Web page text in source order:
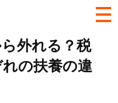
外れる？税
の扶養の違